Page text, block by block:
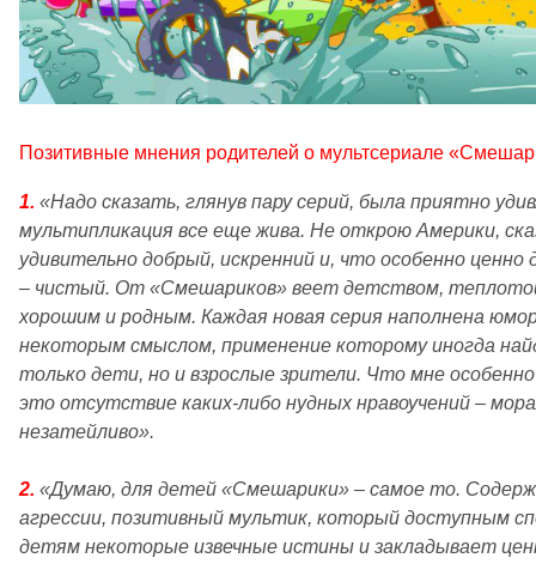
Позитивные мнения родителей о мультсериале
1. «Надо сказать, глянув пару серий, была приятно
мультипликация все еще жива. Не открою Америки,
удивительно добрый, искренний и, что особенно
– чистый. От «Смешариков» веет детством,
хорошим и родным. Каждая новая серия наполнена
некоторым смыслом, применение которому иногда
только дети, но и взрослые зрители. Что мне
это отсутствие каких-либо нудных нравоучений –
незатейливо».
2. «Думаю, для детей «Смешарики» – самое то.
агрессии, позитивный мультик, который доступным
детям некоторые извечные истины и закладывает